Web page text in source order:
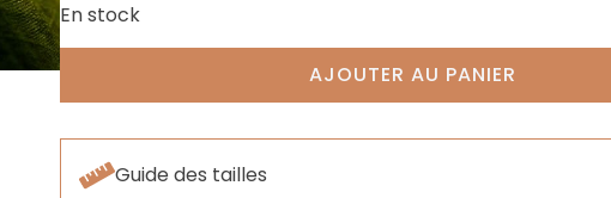
En stock
AJOUTER AU PANIER
Guide des tailles